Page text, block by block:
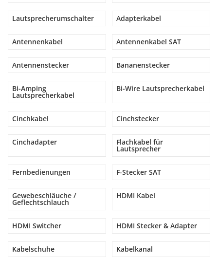
Lautsprecherumschalter Adapterkabel
Antennenkabel Antennenkabel SAT
Antennenstecker Bananenstecker
Bi-Amping
Lautsprecherkabel
Bi-Wire Lautsprecherkabel
Cinchkabel Cinchstecker
Cinchadapter Flachkabel für
Lautsprecher
Fernbedienungen F-Stecker SAT
Gewebeschläuche /
Geflechtschlauch
HDMI Kabel
HDMI Switcher HDMI Stecker & Adapter
Kabelschuhe Kabelkanal